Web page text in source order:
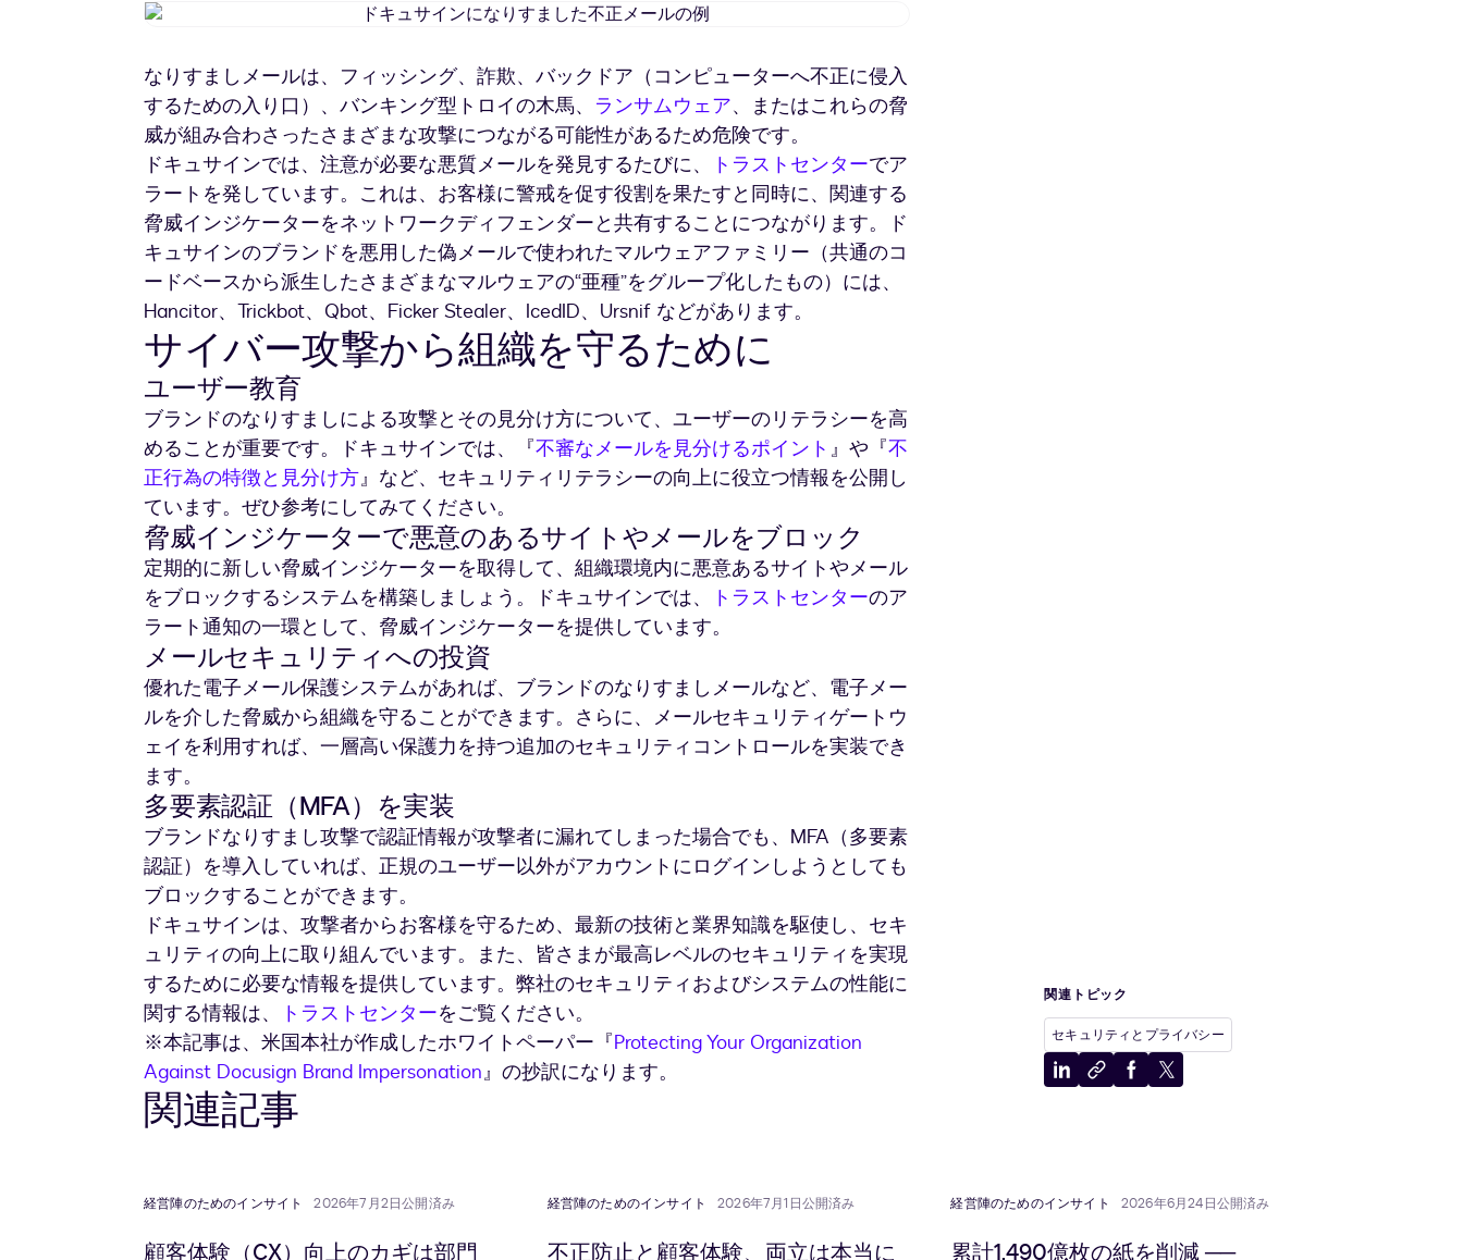
フ
ッ
ン
グ
サ
イ
ト
の
例
ド
サ
イ
ン
に
な
り
す
ま
し
た
不
正
メ
ル
の
例
なりすましメールは、フィッシング、詐欺、バックドア（コンピューターへ不正に侵入
するための入り口）、バンキング型トロイの木馬、 ランサムウェア、またはこれらの脅
威が組み合わさったさまざまな攻撃につながる可能性があるため危険です。
ドキュサインでは、注意が必要な悪質メールを発見するたびに、
トラストセンターでア
ラートを発しています。これは、お客様に警戒を促す役割を果たすと同時に、関連する
脅威インジケーターをネットワークディフェンダーと共有することにつながります。ド
キュサインのブランドを悪用した偽メールで使われたマルウェアファミリー（共通のコ
ードベースから派生したさまざまなマルウェアの“亜種”をグループ化したもの）には、
Hancitor、Trickbot、Qbot、Ficker Stealer、IcedID、Ursnif などがあります。
サイバー攻撃から組織を守るために
ユーザー教育
ブランドのなりすましによる攻撃とその見分け方について、ユーザーのリテラシーを高
めることが重要です。ドキュサインでは、『不審なメールを見分けるポイント 』や『不
正行為の特徴と見分け方』など、セキュリティリテラシーの向上に役立つ情報を公開し
ています。ぜひ参考にしてみてください。
脅威インジケーターで悪意のあるサイトやメールをブロック
定期的に新しい脅威インジケーターを取得して、組織環境内に悪意あるサイトやメール
をブロックするシステムを構築しましょう。ドキュサインでは、
トラストセンターのア
ラート通知の一環として、脅威インジケーターを提供しています。
メールセキュリティへの投資
優れた電子メール保護システムがあれば、ブランドのなりすましメールなど、電子メー
ルを介した脅威から組織を守ることができます。さらに、メールセキュリティゲートウ
ェイを利用すれば、一層高い保護力を持つ追加のセキュリティコントロールを実装でき
ます。
多要素認証（MFA）を実装
ブランドなりすまし攻撃で認証情報が攻撃者に漏れてしまった場合でも、MFA（多要素
認証）を導入していれば、正規のユーザー以外がアカウントにログインしようとしても
ブロックすることができます。
ドキュサインは、攻撃者からお客様を守るため、最新の技術と業界知識を駆使し、セキ
ュリティの向上に取り組んでいます。また、皆さまが最高レベルのセキュリティを実現
するために必要な情報を提供しています。弊社のセキュリティおよびシステムの性能に
関する情報は、
トラストセンターをご覧ください。
※本記事は、米国本社が作成したホワイトペーパー『Protecting Your Organization
Against Docusign Brand Impersonation』の抄訳になります。
関連トピック
セキュリティとプライバシー
LinkedIn
ク
ー
に
Facebook
X
関連記事
経営陣のためのインサイト 2026年7月2日公開済み
顧客体験（CX）向上のカギは部門
経営陣のためのインサイト 2026年7月1日公開済み
不正防止と顧客体験、両立は本当に
経営陣のためのインサイト 2026年6月24日公開済み
累計1,490億枚の紙を削減 ──